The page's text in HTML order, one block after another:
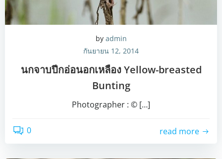
by admin
กันยายน 12, 2014
นกจาบปีกอ่อนอกเหลือง Yellow-breasted
Bunting
Photographer : © […]
0 read more